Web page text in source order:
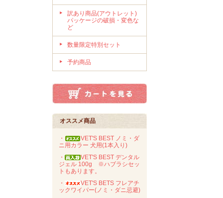
訳あり商品(アウトレット)
パッケージの破損・変色な
ど
数量限定特別セット
予約商品
オススメ商品
・
VET'S BEST ノミ・ダ
ニ用カラー 犬用(1本入り)
・
VET'S BEST デンタル
ジェル 100g ※ハブラシセッ
トもあります。
・
VET'S BETS フレアチ
ックワイパー(ノミ・ダニ忌避)